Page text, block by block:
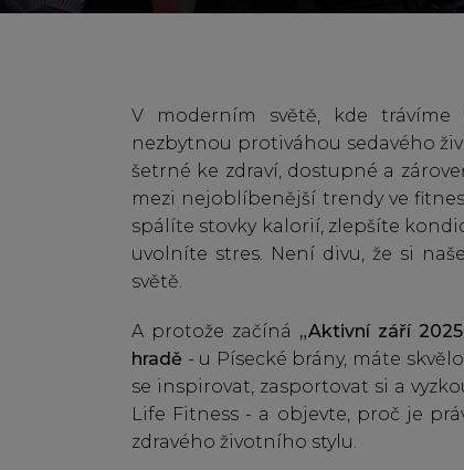
V moderním světě, kde trávíme
nezbytnou protiváhou sedavého
šetrné ke zdraví, dostupné a
mezi nejoblíbenější trendy ve
spálíte stovky kalorií, zlepšíte
uvolníte stres. Není divu, že si
světě.
A protože začíná „Aktivní září
hradě - u Písecké brány, máte
se inspirovat, zasportovat si a
Life Fitness - a objevte, proč je
zdravého životního stylu.